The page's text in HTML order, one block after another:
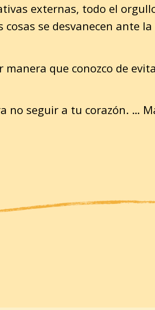
externas, todo el
se desvanecen ante
manera que conozco de
no seguir a tu corazón. …